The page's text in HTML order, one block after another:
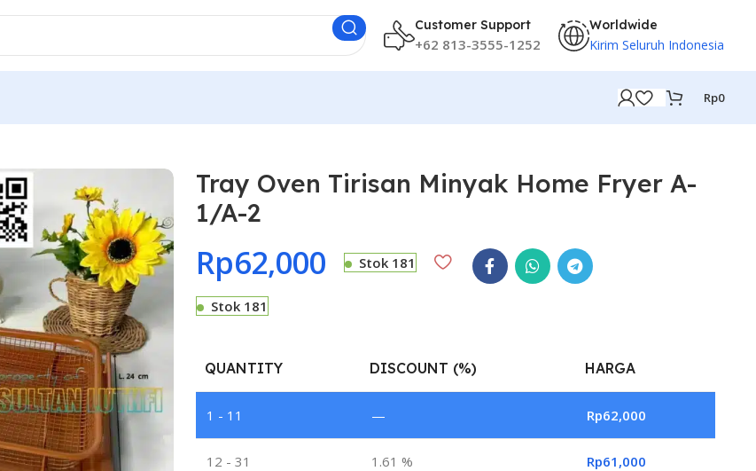
Customer Support
+62 813-3555-1252
Worldwide
Kirim Seluruh Indonesia
Rp0
Tray Oven Tirisan Minyak Home Fryer A-
1/A-2
Rp62,000 Stok 181
Stok 181
QUANTITY DISCOUNT (%) HARGA
1 - 11 — Rp62,000
12 - 31 1.61 % Rp61,000